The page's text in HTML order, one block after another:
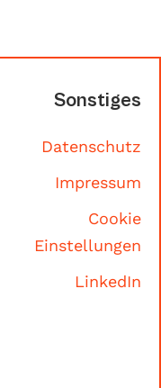
Sonstiges
Datenschutz
Impressum
Cookie
Einstellungen
LinkedIn